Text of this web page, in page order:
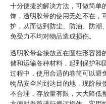
十分便捷的解决方法，可做简单
饰，透明胶带的使用无处不在，
护，从而达到防尘、防油、防潮
免受力不均对物品造成损伤。
透明胶带套接放置在圆柱形容器
储和运输各种材料，起到保护和
过程中，使用合适的卷筒可以避
物品安全的到达目的地，现阶段
不合理，存放量有限，大大降低